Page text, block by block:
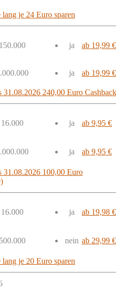
lang je 24 Euro sparen
150.000 ja ab 19,99 €
ja ab 19,99 €
31.08.2026 240,00 Euro Cashback
16.000 ja ab 9,95 €
ja ab 9,95 €
31.08.2026 100,00 Euro
16.000 ja ab 19,98 €
500.000 nein ab 29,99 €
lang je 20 Euro sparen